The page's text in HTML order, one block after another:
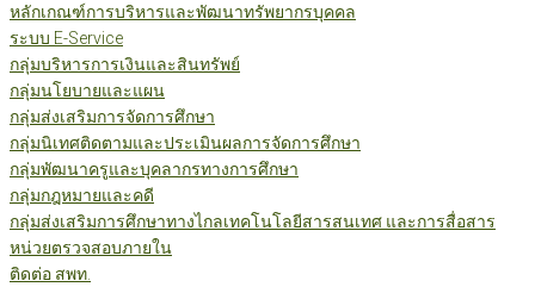
หลักเกณฑ์การบริหารและพัฒนาทรัพยากรบุคคล
ระบบ E-Service
กลุ่มบริหารการเงินและสินทรัพย์
กลุ่มนโยบายและแผน
กลุ่มส่งเสริมการจัดการศึกษา
กลุ่มนิเทศติดตามและประเมินผลการจัดการศึกษา
กลุ่มพัฒนาครูและบุคลากรทางการศึกษา
กลุ่มกฎหมายและคดี
กลุ่มส่งเสริมการศึกษาทางไกลเทคโนโลยีสารสนเทศ และการสื่อสาร
หน่วยตรวจสอบภายใน
ติดต่อ สพท.